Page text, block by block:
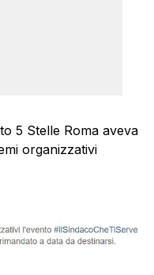
5 Stelle Roma aveva
organizzativi